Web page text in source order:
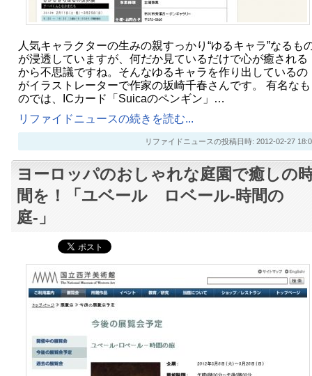
人気キャラクターの生みの親すっかり“ゆるキャラ”なるも
が浸透していますが、何だか見ているだけで心が癒される
から不思議ですね。そんなゆるキャラを作り出しているの
がイラストレーターで作家の坂崎千春さんです。 有名なも
のでは、ICカード「Suicaのペンギン」…
リファイドニュースの続きを読む...
リファイドニュースの投稿日時: 2012-02-27
ヨーロッパのおしゃれな庭園で癒しの
間を！「ユベール ロベール-時間の
庭-」